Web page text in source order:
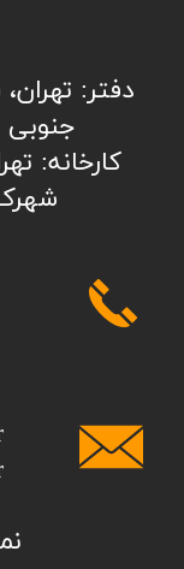
​​​​​​​​دفتر:
جنوبی